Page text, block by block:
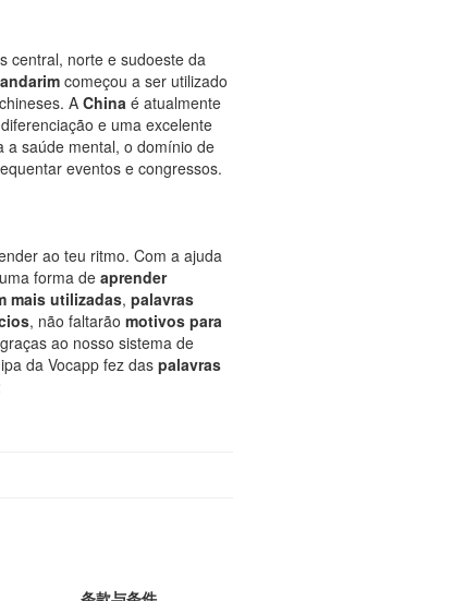
central, norte e sudoeste da
começou a ser utilizado
A China é atualmente
e uma excelente
a saúde mental, o domínio de
eventos e congressos.
ao teu ritmo. Com a ajuda
forma de aprender
mais utilizadas, palavras
, não faltarão motivos para
ao nosso sistema de
da Vocapp fez das palavras